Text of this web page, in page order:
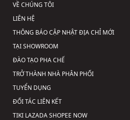
VỀ CHÚNG TÔI
LIÊN HỆ
THÔNG BÁO CẬP NHẬT ĐỊA CHỈ MỚI
TẠI SHOWROOM
ĐÀO TẠO PHA CHẾ
TRỞ THÀNH NHÀ PHÂN PHỐI
TUYỂN DỤNG
ĐỐI TÁC LIÊN KẾT
TIKI LAZADASHOPEE NOW